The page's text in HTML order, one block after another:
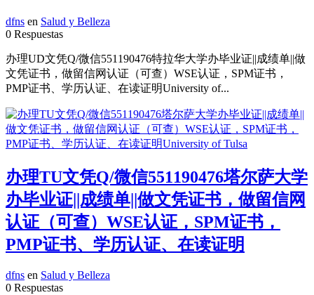
dfns en Salud y Belleza
0 Respuestas
办理UD文凭Q/微信551190476特拉华大学办毕业证||成绩单||做
文凭证书，做留信网认证（可查）WSE认证，SPM证书，
PMP证书、学历认证、在读证明University of...
办理TU文凭Q/微信551190476塔尔萨大学
办毕业证||成绩单||做文凭证书，做留信网
认证（可查）WSE认证，SPM证书，
PMP证书、学历认证、在读证明
dfns en Salud y Belleza
0 Respuestas